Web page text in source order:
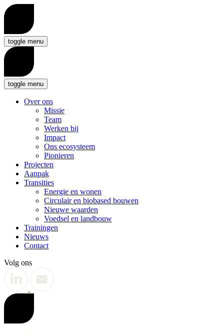
toggle menu
toggle menu
Over ons
Missie
Team
Werken bij
Impact
Ons ecosysteem
Pionieren
Projecten
Aanpak
Transities
Energie en wonen
Circulair en biobased bouwen
Nieuwe waarden
Voedsel en landbouw
Trainingen
Nieuws
Contact
Volg ons